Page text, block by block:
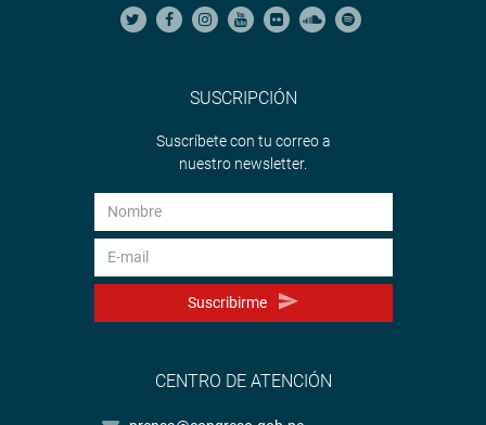
SUSCRIPCIÓN
Suscríbete con tu correo a
nuestro newsletter.
Suscribirme
CENTRO DE ATENCIÓN